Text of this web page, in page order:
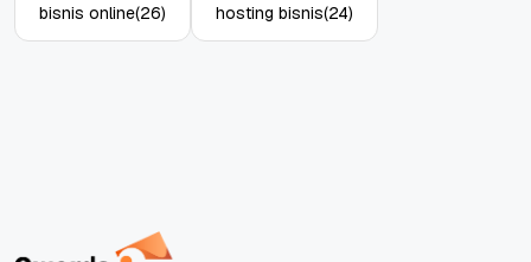
bisnis online(26) hosting bisnis(24)